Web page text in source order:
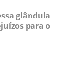
glândula
para o